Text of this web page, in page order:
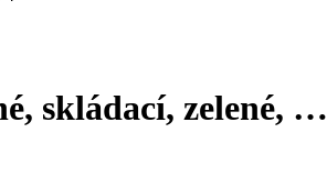
skládací, zelené, …